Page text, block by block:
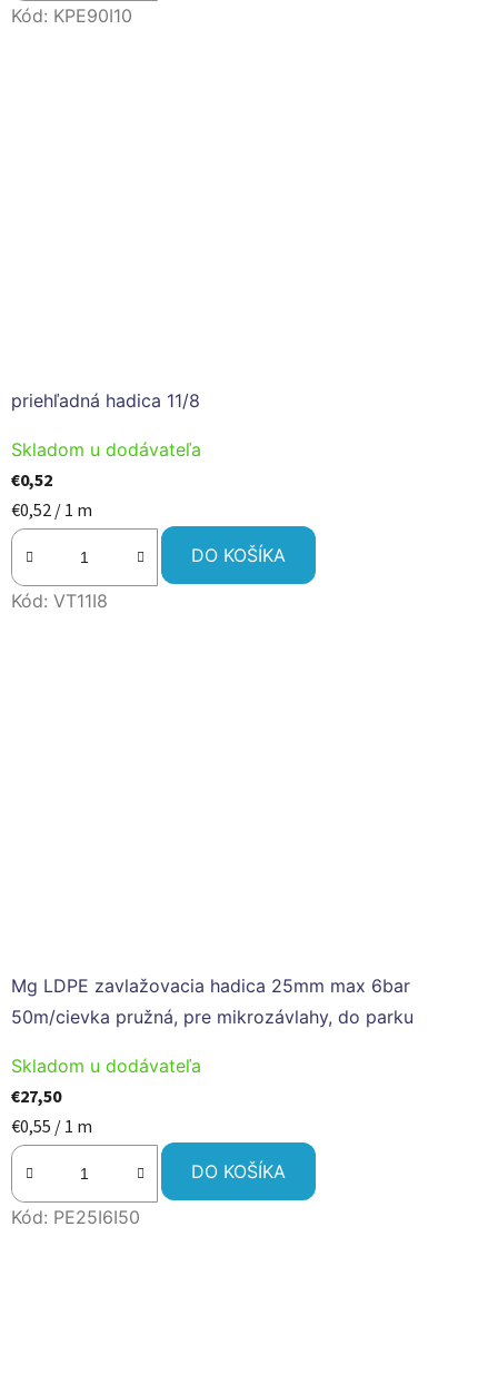
Kód: KPE90I10
priehľadná hadica 11/8
Skladom u dodávateľa
€0,52
Jednotková
cena:
€0,52 / 1 m
DO KOŠÍKA
Kód: VT11I8
Mg LDPE zavlažovacia hadica 25mm max 6bar
50m/cievka pružná, pre mikrozávlahy, do parku
Skladom u dodávateľa
€27,50
Jednotková
cena:
€0,55 / 1 m
DO KOŠÍKA
Kód: PE25I6I50